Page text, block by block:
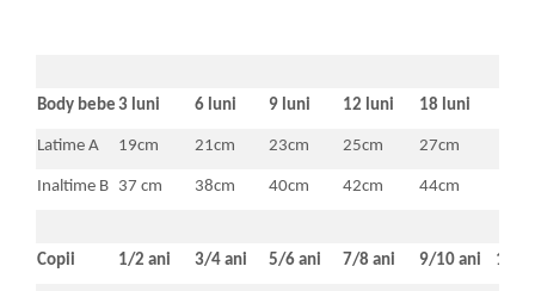
Body bebe 3 luni 6 luni 9 luni 12 luni 18 luni
Latime A 19cm 21cm 23cm 25cm 27cm
Inaltime B 37 cm 38cm 40cm 42cm 44cm
Copii 1/2 ani 3/4 ani 5/6 ani 7/8 ani 9/10 ani 11/